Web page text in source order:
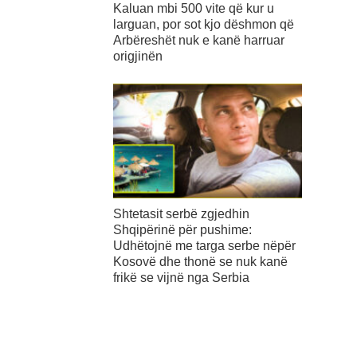
Kaluan mbi 500 vite që kur u
larguan, por sot kjo dëshmon që
Arbëreshët nuk e kanë harruar
origjinën
Shtetasit serbë zgjedhin
Shqipërinë për pushime:
Udhëtojnë me targa serbe nëpër
Kosovë dhe thonë se nuk kanë
frikë se vijnë nga Serbia